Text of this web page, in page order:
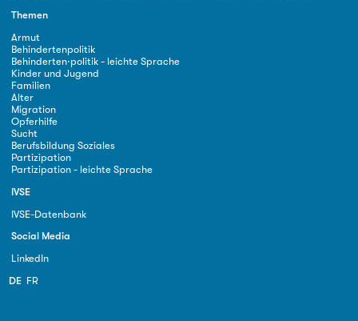
Themen
Armut
Behindertenpolitik
Behinderten·politik - leichte Sprache
Kinder und Jugend
Familien
Alter
Migration
Opferhilfe
Sucht
Berufsbildung Soziales
Partizipation
Partizipation - leichte Sprache
IVSE
IVSE-Datenbank
Social Media
LinkedIn
DE FR